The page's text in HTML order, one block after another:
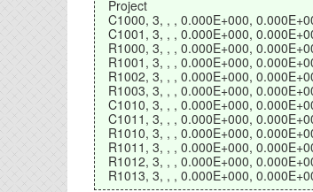
Project
C1000, 3, , , 0.000E+000,
C1001, 3, , , 0.000E+000,
R1000, 3, , , 0.000E+000,
R1001, 3, , , 0.000E+000,
R1002, 3, , , 0.000E+000,
R1003, 3, , , 0.000E+000,
C1010, 3, , , 0.000E+000,
C1011, 3, , , 0.000E+000,
R1010, 3, , , 0.000E+000,
R1011, 3, , , 0.000E+000,
R1012, 3, , , 0.000E+000,
R1013, 3, , , 0.000E+000,